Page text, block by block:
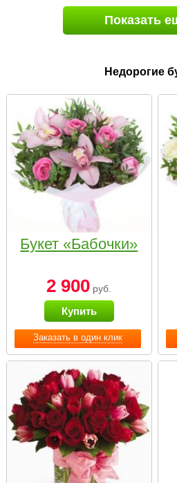
Показать
Недорогие
Заказать в один клик
Букет «Бабочки»
2 900 руб.
Купить